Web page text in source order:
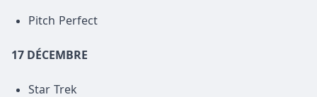
Pitch Perfect
17 DÉCEMBRE
Star Trek